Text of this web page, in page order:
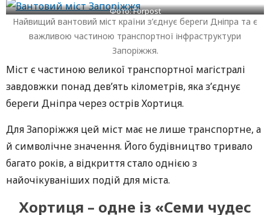
Фото: Forpost
Найвищий вантовий міст країни з’єднує береги Дніпра та є
важливою частиною транспортної інфраструктури
Запоріжжя.
Міст є частиною великої транспортної магістралі
завдовжки понад дев’ять кілометрів, яка з’єднує
береги Дніпра через острів Хортиця.
Для Запоріжжя цей міст має не лише транспортне, а
й символічне значення. Його будівництво тривало
багато років, а відкриття стало однією з
найочікуваніших подій для міста.
Хортиця – одне із «Семи чудес